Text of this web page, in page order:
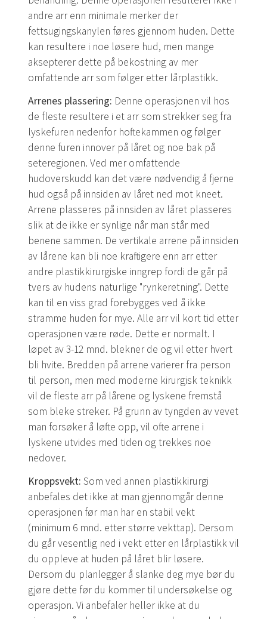
andre arr enn minimale merker der
fettsugingskanylen føres gjennom huden. Dette
kan resultere i noe løsere hud, men mange
aksepterer dette på bekostning av mer
omfattende arr som følger etter lårplastikk.
Arrenes plassering: Denne operasjonen vil hos
de fleste resultere i et arr som strekker seg fra
lyskefuren nedenfor hoftekammen og følger
denne furen innover på låret og noe bak på
seteregionen. Ved mer omfattende
hudoverskudd kan det være nødvendig å fjerne
hud også på innsiden av låret ned mot kneet.
Arrene plasseres på innsiden av låret plasseres
slik at de ikke er synlige når man står med
benene sammen. De vertikale arrene på innsiden
av lårene kan bli noe kraftigere enn arr etter
andre plastikkirurgiske inngrep fordi de går på
tvers av hudens naturlige "rynkeretning". Dette
kan til en viss grad forebygges ved å ikke
stramme huden for mye. Alle arr vil kort tid etter
operasjonen være røde. Dette er normalt. I
løpet av 3-12 mnd. blekner de og vil etter hvert
bli hvite. Bredden på arrene varierer fra person
til person, men med moderne kirurgisk teknikk
vil de fleste arr på lårene og lyskene fremstå
som bleke streker. På grunn av tyngden av vevet
man forsøker å løfte opp, vil ofte arrene i
lyskene utvides med tiden og trekkes noe
nedover.
Kroppsvekt: Som ved annen plastikkirurgi
anbefales det ikke at man gjennomgår denne
operasjonen før man har en stabil vekt
(minimum 6 mnd. etter større vekttap). Dersom
du går vesentlig ned i vekt etter en lårplastikk vil
du oppleve at huden på låret blir løsere.
Dersom du planlegger å slanke deg mye bør du
gjøre dette før du kommer til undersøkelse og
operasjon. Vi anbefaler heller ikke at du